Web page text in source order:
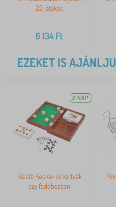
22 játékos
6 134 Ft
EZEKET IS
2 NAP
Kis láb Kockák és kártyák
egy fadobozban